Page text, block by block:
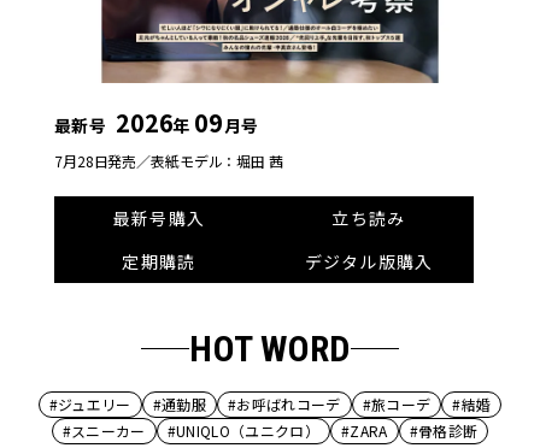
最新号 2026年 09月号
7月28日発売／表紙モデル：堀田 茜
最新号購入
立ち読み
定期購読
デジタル版購入
HOT WORD
#ジュエリー #通勤服 #お呼ばれコーデ #旅コーデ
#結婚
#スニーカー
#UNIQLO（ユニクロ） #ZARA #骨格診断